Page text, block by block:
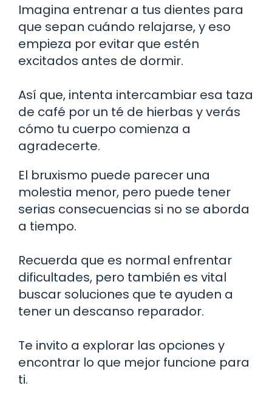
Imagina entrenar a tus dientes para
que sepan cuándo relajarse, y eso
empieza por evitar que estén
excitados antes de dormir.
Así que, intenta intercambiar esa taza
de café por un té de hierbas y verás
cómo tu cuerpo comienza a
agradecerte.
El bruxismo puede parecer una
molestia menor, pero puede tener
serias consecuencias si no se aborda
a tiempo.
Recuerda que es normal enfrentar
dificultades, pero también es vital
buscar soluciones que te ayuden a
tener un descanso reparador.
Te invito a explorar las opciones y
encontrar lo que mejor funcione para
ti.